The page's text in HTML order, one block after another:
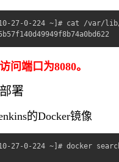
27-0-224 ~]# cat /var/
问端口为8080。
署
的Docker镜像
27-0-224 ~]# docker